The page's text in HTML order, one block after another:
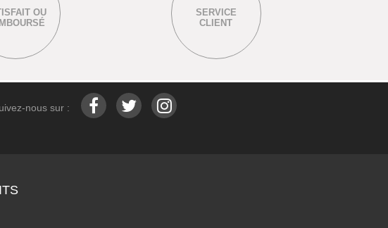
OU
SERVICE
CLIENT
nous sur :